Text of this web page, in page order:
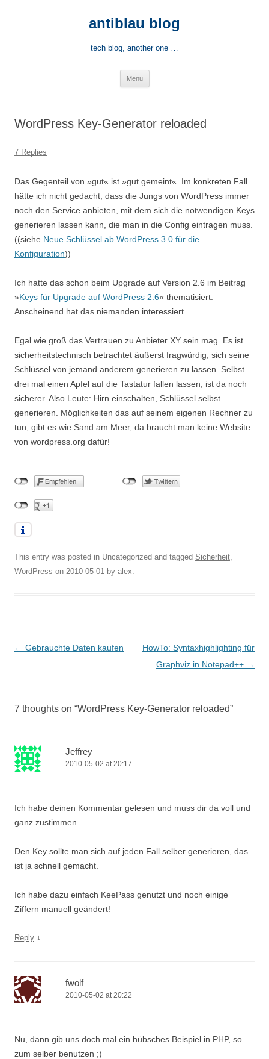
antiblau blog
tech blog, another one …
Menu
WordPress Key-Generator reloaded
7 Replies
Das Gegenteil von »gut« ist »gut gemeint«. Im konkreten Fall
hätte ich nicht gedacht, dass die Jungs von WordPress immer
noch den Service anbieten, mit dem sich die notwendigen Keys
generieren lassen kann, die man in die Config eintragen muss.
((siehe Neue Schlüssel ab WordPress 3.0 für die
Konfiguration))
Ich hatte das schon beim Upgrade auf Version 2.6 im Beitrag
»Keys für Upgrade auf WordPress 2.6« thematisiert.
Anscheinend hat das niemanden interessiert.
Egal wie groß das Vertrauen zu Anbieter XY sein mag. Es ist
sicherheitstechnisch betrachtet äußerst fragwürdig, sich seine
Schlüssel von jemand anderem generieren zu lassen. Selbst
drei mal einen Apfel auf die Tastatur fallen lassen, ist da noch
sicherer. Also Leute: Hirn einschalten, Schlüssel selbst
generieren. Möglichkeiten das auf seinem eigenen Rechner zu
tun, gibt es wie Sand am Meer, da braucht man keine Website
von wordpress.org dafür!
This entry was posted in Uncategorized and tagged Sicherheit,
WordPress on 2010-05-01 by alex.
Post
← Gebrauchte Daten kaufen
HowTo: Syntaxhighlighting für
Graphviz in Notepad++ →
7 thoughts on “WordPress Key-Generator reloaded”
Jeffrey
2010-05-02 at 20:17
Ich habe deinen Kommentar gelesen und muss dir da voll und
ganz zustimmen.
Den Key sollte man sich auf jeden Fall selber generieren, das
ist ja schnell gemacht.
Ich habe dazu einfach KeePass genutzt und noch einige
Ziffern manuell geändert!
Reply ↓
fwolf
2010-05-02 at 20:22
Nu, dann gib uns doch mal ein hübsches Beispiel in PHP, so
zum selber benutzen ;)